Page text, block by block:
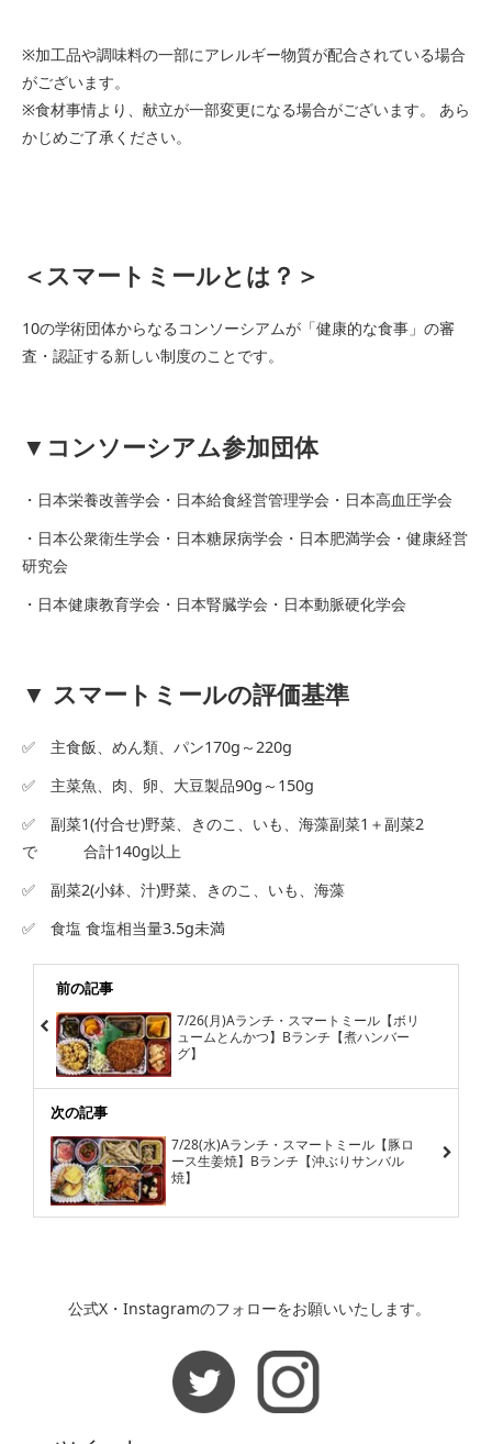
※加工品や調味料の一部にアレルギー物質が配合されている場合
がございます。
※食材事情より、献立が一部変更になる場合がございます。 あら
かじめご了承ください。
＜スマートミールとは？＞
10の学術団体からなるコンソーシアムが「健康的な食事」の審
査・認証する新しい制度のことです。
▼コンソーシアム参加団体
・日本栄養改善学会・日本給食経営管理学会・日本高血圧学会
・日本公衆衛生学会・日本糖尿病学会・日本肥満学会・健康経営
研究会
・日本健康教育学会・日本腎臓学会・日本動脈硬化学会
▼ スマートミールの評価基準
✅ 主食飯、めん類、パン170g～220g
✅ 主菜魚、肉、卵、大豆製品90g～150g
✅ 副菜1(付合せ)野菜、きのこ、いも、海藻副菜1＋副菜2
で 合計140g以上
✅ 副菜2(小鉢、汁)野菜、きのこ、いも、海藻
✅ 食塩 食塩相当量3.5g未満
前の記事
7/26(月)Aランチ・スマートミール【ボリ
ュームとんかつ】Bランチ【煮ハンバー
グ】
次の記事
7/28(水)Aランチ・スマートミール【豚ロ
ース生姜焼】Bランチ【沖ぶりサンバル
焼】
公式X・Instagramのフォローをお願いいたします。